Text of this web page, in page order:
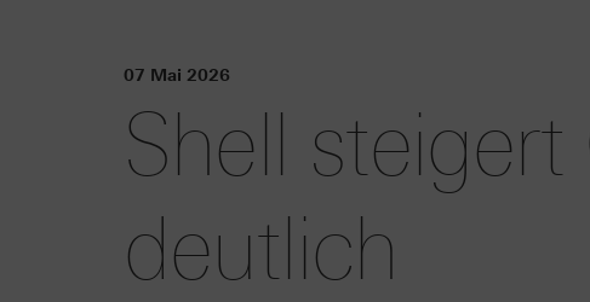
07 Mai 2026
Shell
deutlich